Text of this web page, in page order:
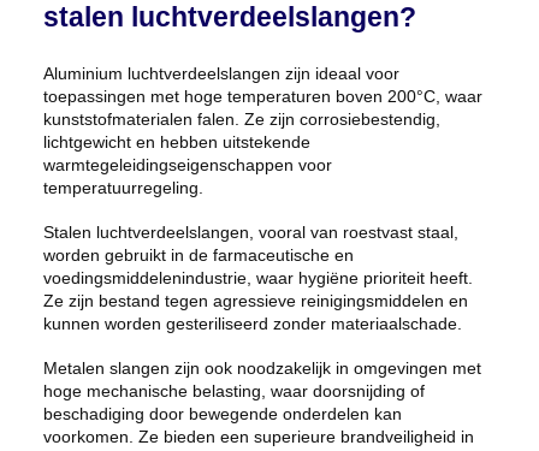
stalen luchtverdeelslangen?
Aluminium luchtverdeelslangen zijn ideaal voor
toepassingen met hoge temperaturen boven 200°C, waar
kunststofmaterialen falen. Ze zijn corrosiebestendig,
lichtgewicht en hebben uitstekende
warmtegeleidingseigenschappen voor
temperatuurregeling.
Stalen luchtverdeelslangen, vooral van roestvast staal,
worden gebruikt in de farmaceutische en
voedingsmiddelenindustrie, waar hygiëne prioriteit heeft.
Ze zijn bestand tegen agressieve reinigingsmiddelen en
kunnen worden gesteriliseerd zonder materiaalschade.
Metalen slangen zijn ook noodzakelijk in omgevingen met
hoge mechanische belasting, waar doorsnijding of
beschadiging door bewegende onderdelen kan
voorkomen. Ze bieden een superieure brandveiligheid in